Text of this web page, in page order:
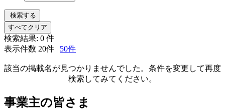
検索する
すべてクリア
検索結果: 0 件
表示件数 20件 | 50件
該当の掲載名が見つかりませんでした。条件を変更して再度
検索してみてください。
事業主の皆さま